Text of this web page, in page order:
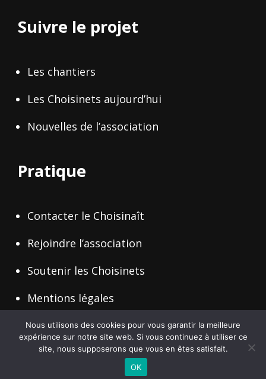
Suivre le projet
Les chantiers
Les Choisinets aujourd’hui
Nouvelles de l’association
Pratique
Contacter le Choisinaît
Rejoindre l’association
Soutenir les Choisinets
Mentions légales
Copyright © 2026Le Choisinait Politique De Confidentialité
WEN Travel By WEN Themes
Nous utilisons des cookies pour vous garantir la meilleure
expérience sur notre site web. Si vous continuez à utiliser ce
site, nous supposerons que vous en êtes satisfait.
OK